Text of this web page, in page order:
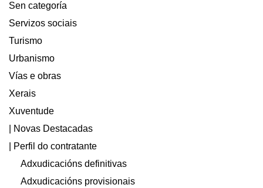
Sen categoría
Servizos sociais
Turismo
Urbanismo
Vías e obras
Xerais
Xuventude
| Novas Destacadas
| Perfil do contratante
Adxudicacións definitivas
Adxudicacións provisionais